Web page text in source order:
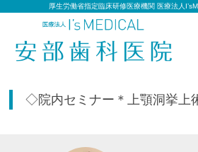
厚生労働省指定臨床研修医療機関 医療法人
◇院内セミナー＊上顎洞挙